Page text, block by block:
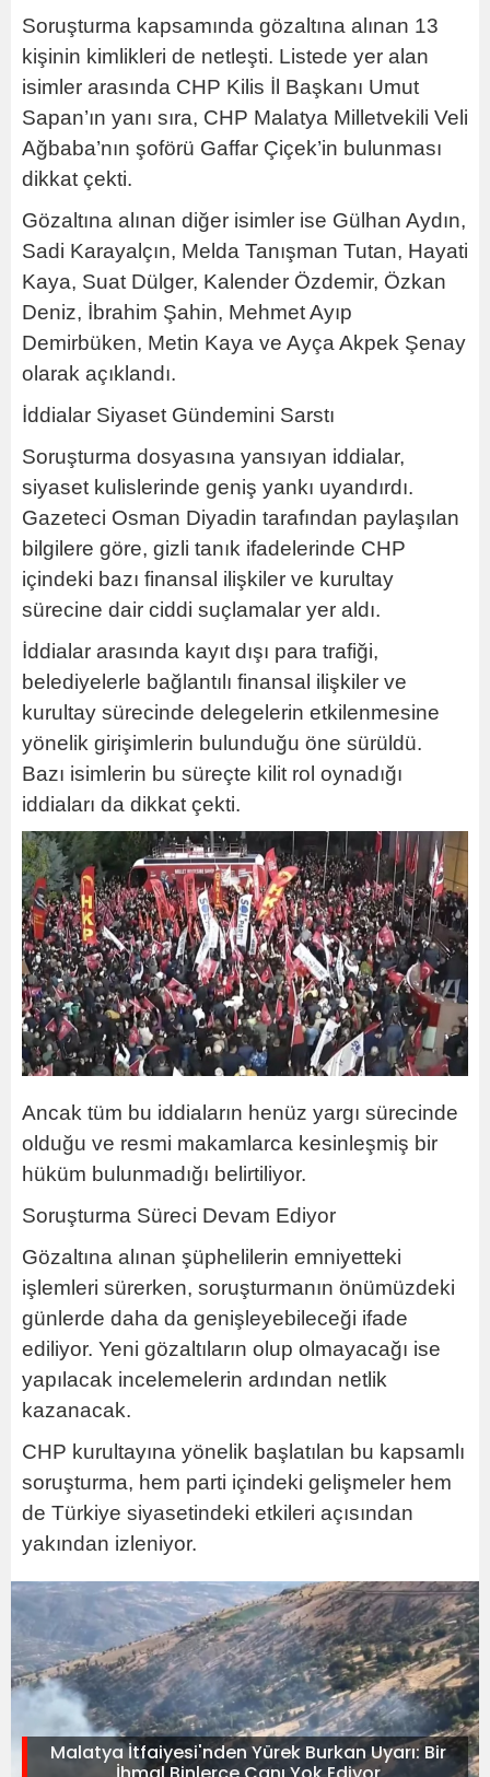
Soruşturma kapsamında gözaltına alınan 13
kişinin kimlikleri de netleşti. Listede yer alan
isimler arasında CHP Kilis İl Başkanı Umut
Sapan’ın yanı sıra, CHP Malatya Milletvekili Veli
Ağbaba’nın şoförü Gaffar Çiçek’in bulunması
dikkat çekti.
Gözaltına alınan diğer isimler ise Gülhan Aydın,
Sadi Karayalçın, Melda Tanışman Tutan, Hayati
Kaya, Suat Dülger, Kalender Özdemir, Özkan
Deniz, İbrahim Şahin, Mehmet Ayıp
Demirbüken, Metin Kaya ve Ayça Akpek Şenay
olarak açıklandı.
İddialar Siyaset Gündemini Sarstı
Soruşturma dosyasına yansıyan iddialar,
siyaset kulislerinde geniş yankı uyandırdı.
Gazeteci Osman Diyadin tarafından paylaşılan
bilgilere göre, gizli tanık ifadelerinde CHP
içindeki bazı finansal ilişkiler ve kurultay
sürecine dair ciddi suçlamalar yer aldı.
İddialar arasında kayıt dışı para trafiği,
belediyelerle bağlantılı finansal ilişkiler ve
kurultay sürecinde delegelerin etkilenmesine
yönelik girişimlerin bulunduğu öne sürüldü.
Bazı isimlerin bu süreçte kilit rol oynadığı
iddiaları da dikkat çekti.
Ancak tüm bu iddiaların henüz yargı sürecinde
olduğu ve resmi makamlarca kesinleşmiş bir
hüküm bulunmadığı belirtiliyor.
Soruşturma Süreci Devam Ediyor
Gözaltına alınan şüphelilerin emniyetteki
işlemleri sürerken, soruşturmanın önümüzdeki
günlerde daha da genişleyebileceği ifade
ediliyor. Yeni gözaltıların olup olmayacağı ise
yapılacak incelemelerin ardından netlik
kazanacak.
CHP kurultayına yönelik başlatılan bu kapsamlı
soruşturma, hem parti içindeki gelişmeler hem
de Türkiye siyasetindeki etkileri açısından
yakından izleniyor.
Malatya İtfaiyesi'nden Yürek Burkan Uyarı: Bir